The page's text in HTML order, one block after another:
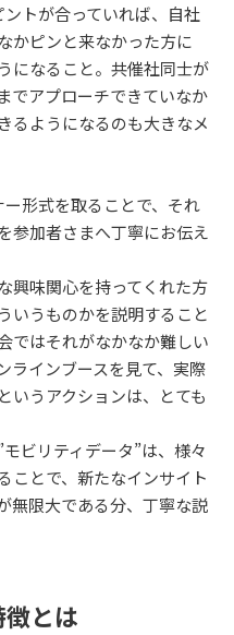
トが合っていれば、自社
かピンと来なかった方に
になること。共催社同士が
でアプローチできていなか
るようになるのも大きなメ
形式を取ることで、それ
参加者さまへ丁寧にお伝え
興味関心を持ってくれた方
いうものかを説明すること
ではそれがなかなか難しい
ラインブースを見て、実際
いうアクションは、とても
ビリティデータ”は、様々
ことで、新たなインサイト
無限大である分、丁寧な説
とは